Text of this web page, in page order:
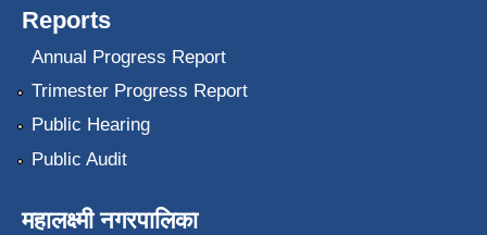
Reports
Annual Progress Report
Trimester Progress Report
Public Hearing
Public Audit
महालक्ष्मी नगरपालिका